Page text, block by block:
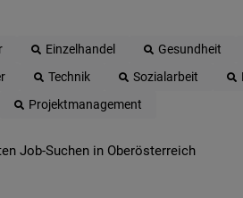
Einzelhandel Gesundheit
Technik Sozialarbeit
Projektmanagement
Job-Suchen in Oberösterreich